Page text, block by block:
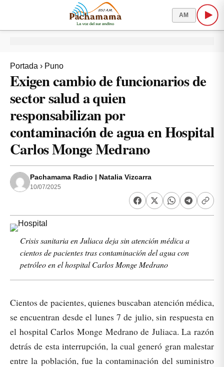
AM
Portada › Puno
Exigen cambio de funcionarios de
sector salud a quien
responsabilizan por
contaminación de agua en Hospital
Carlos Monge Medrano
Pachamama Radio | Natalia Vizcarra
10/07/2025
Crisis sanitaria en Juliaca deja sin atención médica a
cientos de pacientes tras contaminación del agua con
petróleo en el hospital Carlos Monge Medrano
Cientos de pacientes, quienes buscaban atención médica,
se encuentran desde el lunes 7 de julio, sin respuesta en
el hospital Carlos Monge Medrano de Juliaca. La razón
detrás de esta interrupción, la cual generó gran malestar
entre la población, fue la contaminación del suministro